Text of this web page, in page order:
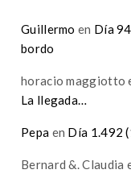
Guillermo en Día
bordo
horacio maggiotto
La llegada…
Pepa en Día 1.492
Bernard &. Claudia